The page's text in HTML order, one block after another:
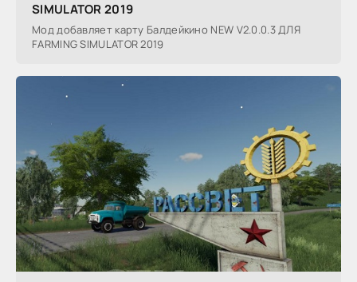
SIMULATOR 2019
Мод добавляет карту Балдейкино NEW V2.0.0.3 ДЛЯ
FARMING SIMULATOR 2019